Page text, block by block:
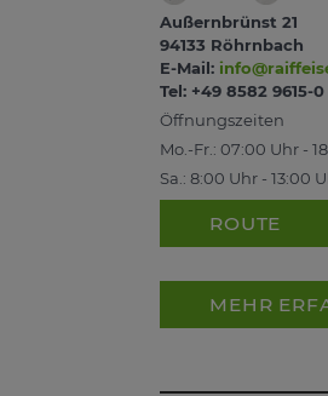
Außernbrünst 21
94133 Röhrnbach
E-Mail:
Tel: +49 8582 9615-0
Öffnungszeiten
Mo.-Fr.: 07:00 Uhr -
Sa.: 8:00 Uhr - 13:00
ROUTE
MEHR